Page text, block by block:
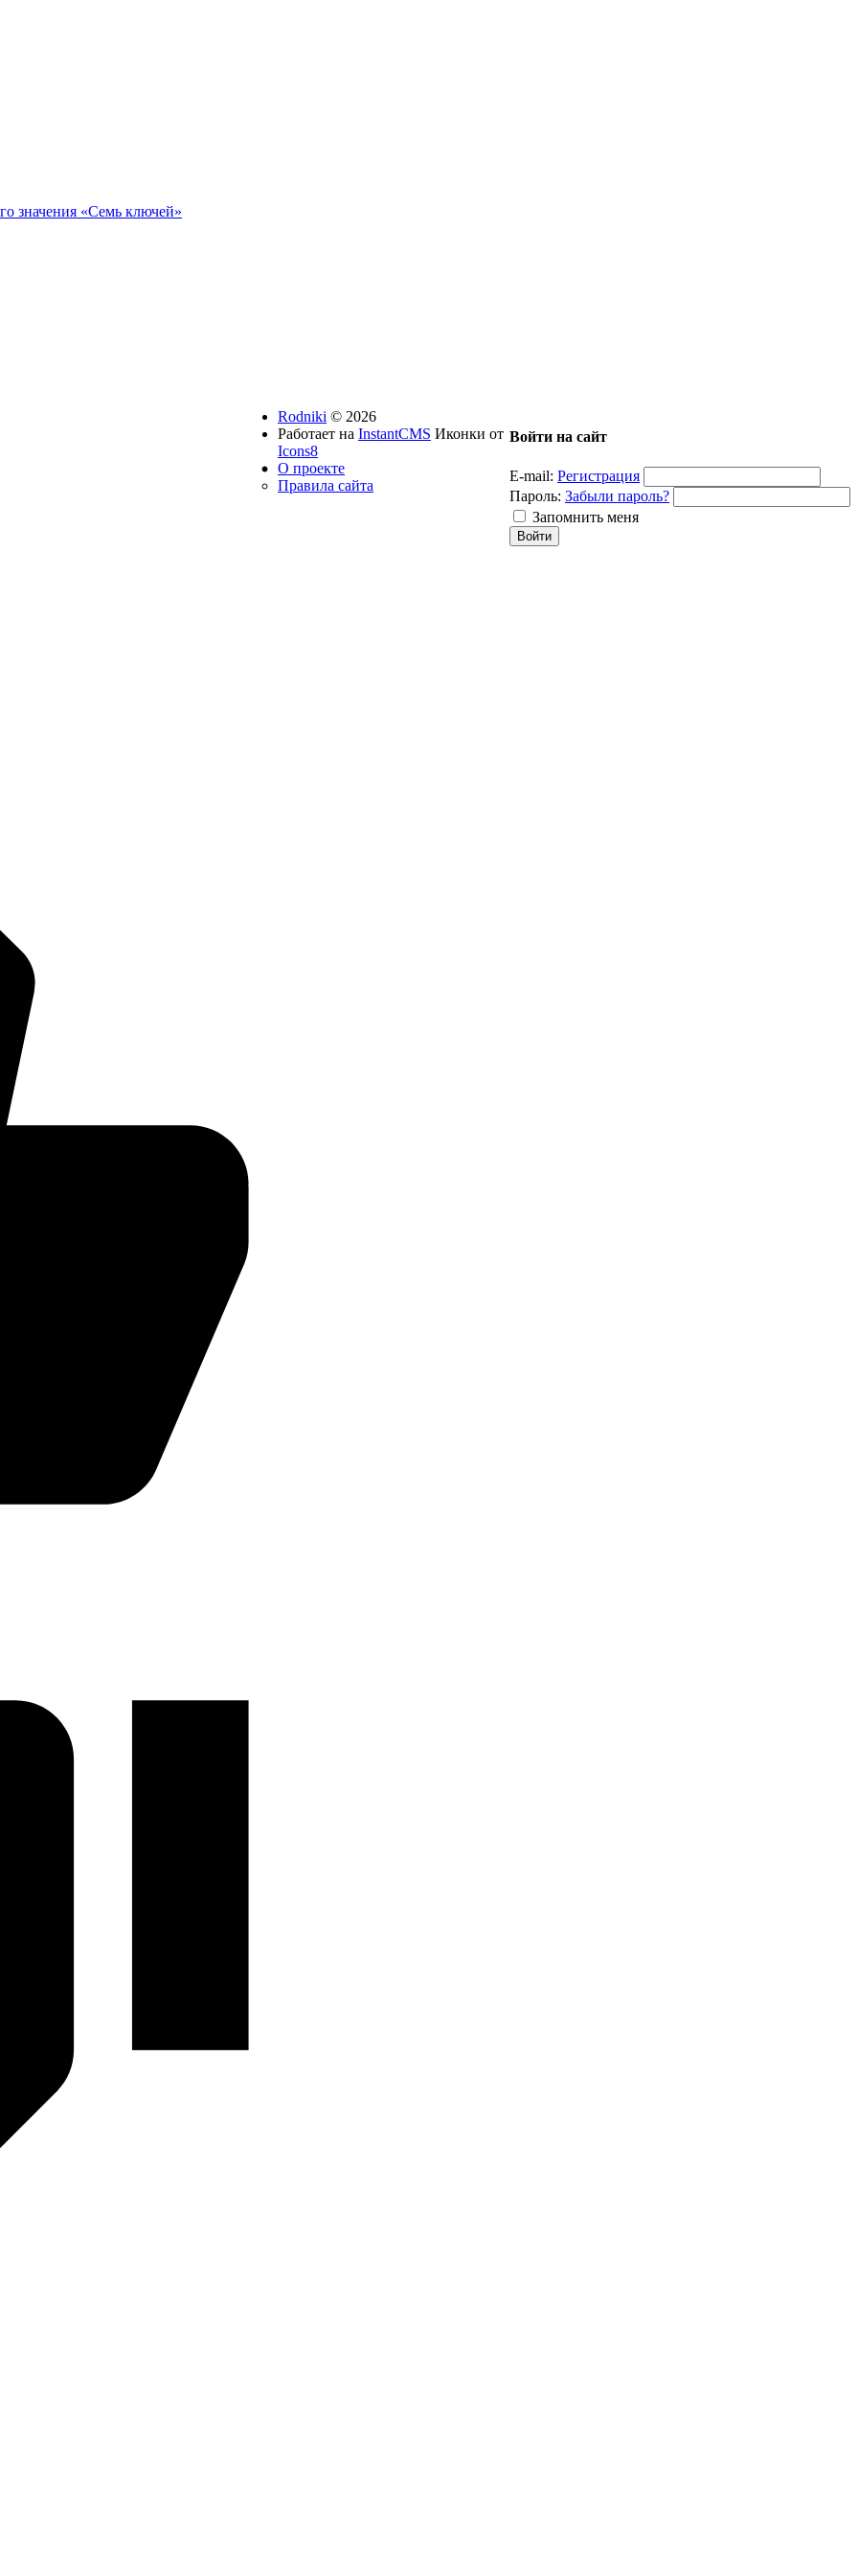
значения «Семь ключей»
Войти на сайт
E-mail: Регистрация
Пароль: Забыли пароль?
Запомнить меня
Rodniki © 2026
Работает на InstantCMS Иконки от
Icons8
О проекте
Правила сайта